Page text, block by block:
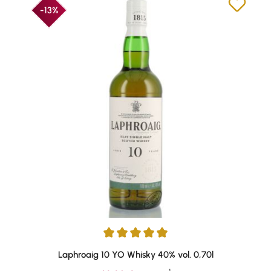
-13%
Durchschnittliche Bewertung von 4.91 von 5 Sternen
Laphroaig 10 YO Whisky 40% vol. 0,70l